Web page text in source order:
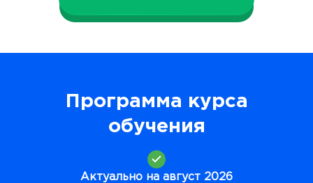
Программа курса
обучения
Актуально на август 2026